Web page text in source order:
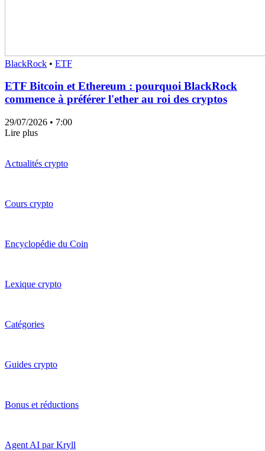
BlackRock • ETF
ETF Bitcoin et Ethereum : pourquoi BlackRock
commence à préférer l'ether au roi des cryptos
29/07/2026 • 7:00
Lire plus
Actualités crypto
Cours crypto
Encyclopédie du Coin
Lexique crypto
Catégories
Guides crypto
Bonus et réductions
Agent AI par Kryll